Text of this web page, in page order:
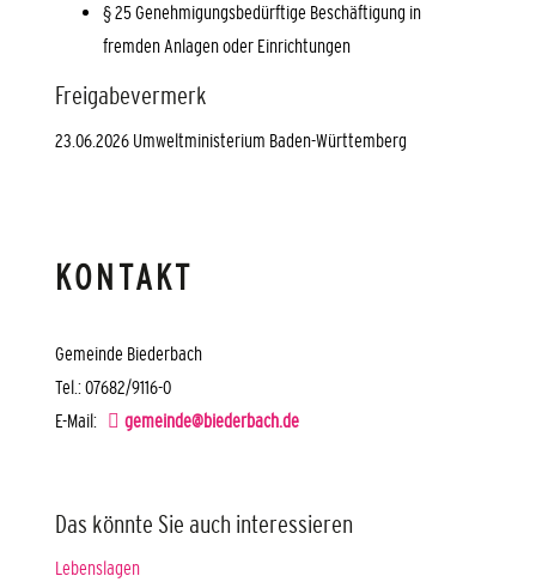
§ 25 Genehmigungsbedürftige Beschäftigung in
fremden Anlagen oder Einrichtungen
Freigabevermerk
23.06.2026 Umweltministerium Baden-Württemberg
KONTAKT
Gemeinde Biederbach
Tel.: 07682/9116-0
E-Mail:
gemeinde@biederbach.de
Das könnte Sie auch interessieren
Lebenslagen